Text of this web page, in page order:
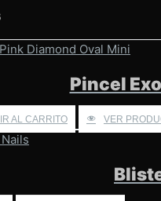
Pincel
AL CARRITO VER